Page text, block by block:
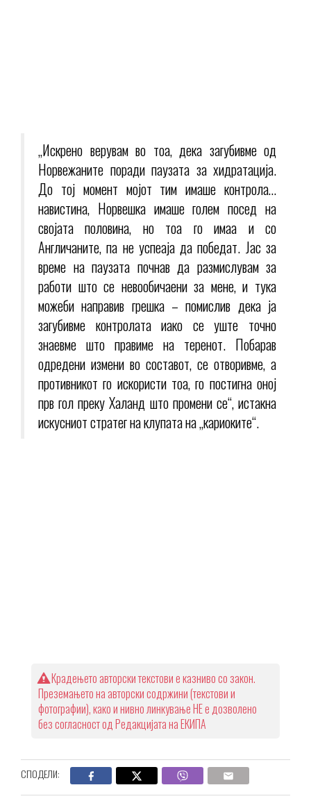
„Искрено верувам во тоа, дека загубивме од
Норвежаните поради паузата за хидратација.
До тој момент мојот тим имаше контрола…
навистина, Норвешка имаше голем посед на
својата половина, но тоа го имаа и со
Англичаните, па не успеаја да победат. Јас за
време на паузата почнав да размислувам за
работи што се невообичаени за мене, и тука
можеби направив грешка – помислив дека ја
загубивме контролата иако се уште точно
знаевме што правиме на теренот. Побарав
одредени измени во составот, се отворивме, а
противникот го искористи тоа, го постигна оној
прв гол преку Халанд што промени се“, истакна
искусниот стратег на клупата на „кариоките“.
Крадењето авторски текстови е казниво со закон.
Преземањето на авторски содржини (текстови и
фотографии), како и нивно линкување НЕ е дозволено
без согласност од Редакцијата на ЕКИПА
СПОДЕЛИ: